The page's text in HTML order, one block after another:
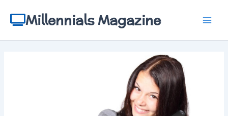
contenuMillennials Magazine